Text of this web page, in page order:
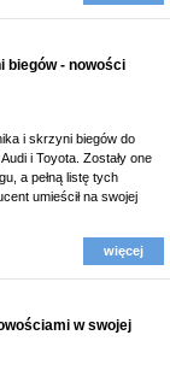
biegów - nowości
i skrzyni biegów do
i Toyota. Zostały one
a pełną listę tych
umieścił na swojej
więcej
w swojej